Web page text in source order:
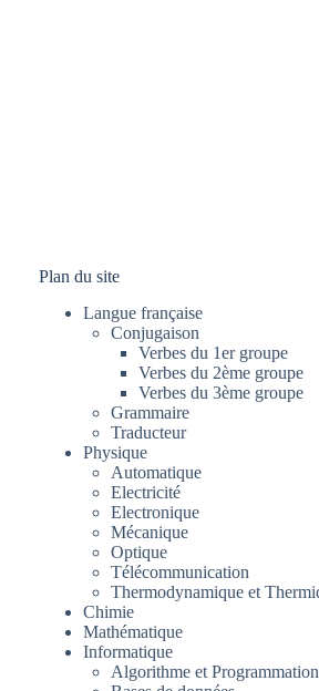
Plan du site
Langue française
Conjugaison
Verbes du 1er groupe
Verbes du 2ème groupe
Verbes du 3ème groupe
Grammaire
Traducteur
Physique
Automatique
Electricité
Electronique
Mécanique
Optique
Télécommunication
Thermodynamique et
Chimie
Mathématique
Informatique
Algorithme et Programmation